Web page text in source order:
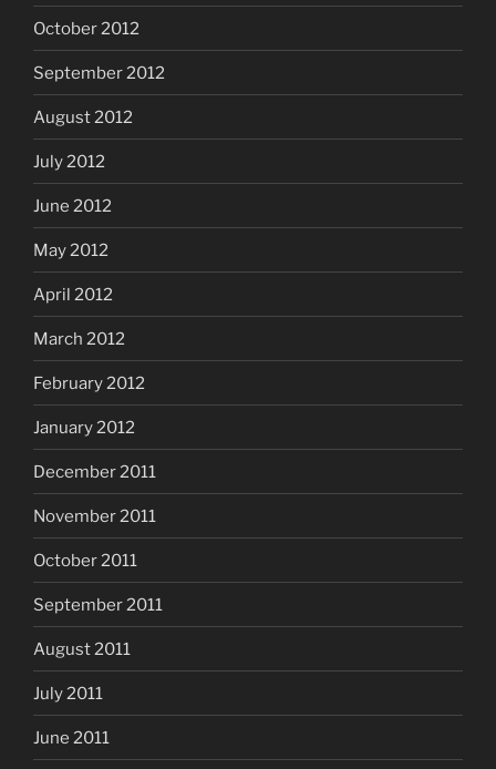
October 2012
September 2012
August 2012
July 2012
June 2012
May 2012
April 2012
March 2012
February 2012
January 2012
December 2011
November 2011
October 2011
September 2011
August 2011
July 2011
June 2011